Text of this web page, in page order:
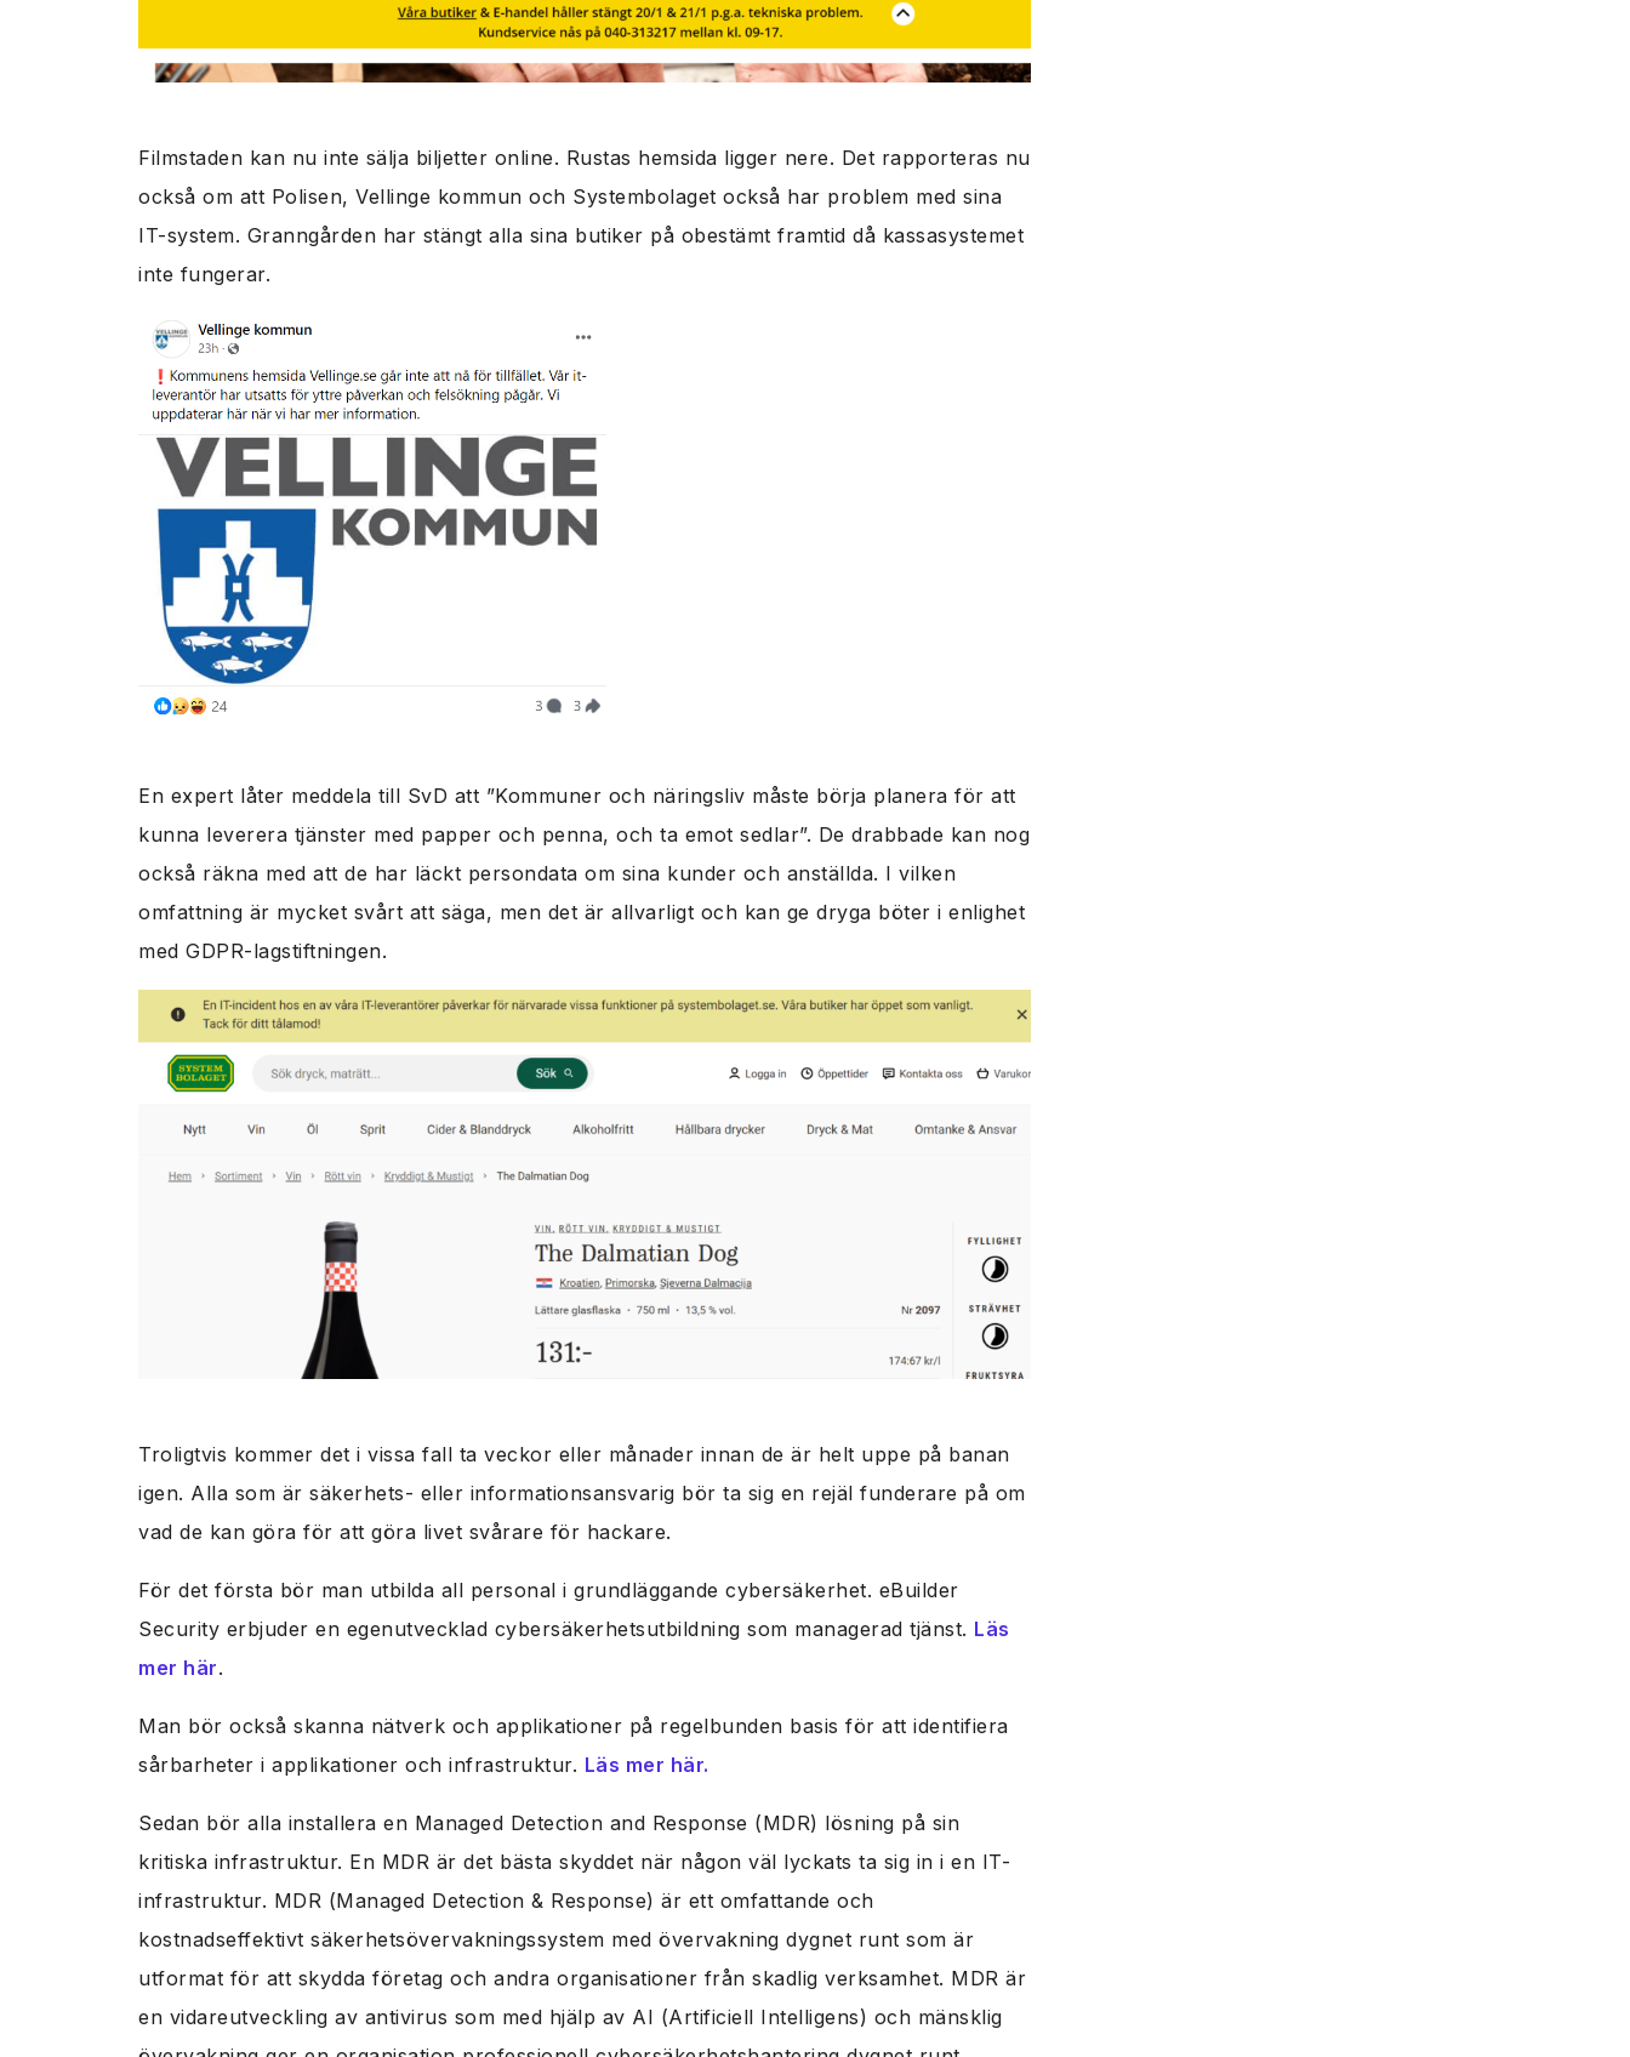
Filmstaden kan nu inte sälja biljetter online. Rustas hemsida ligger nere. Det rapporteras nu
också om att Polisen, Vellinge kommun och Systembolaget också har problem med sina
IT-system. Granngården har stängt alla sina butiker på obestämt framtid då kassasystemet
inte fungerar.
En expert låter meddela till SvD att ”Kommuner och näringsliv måste börja planera för att
kunna leverera tjänster med papper och penna, och ta emot sedlar”. De drabbade kan nog
också räkna med att de har läckt persondata om sina kunder och anställda. I vilken
omfattning är mycket svårt att säga, men det är allvarligt och kan ge dryga böter i enlighet
med GDPR-lagstiftningen.
Troligtvis kommer det i vissa fall ta veckor eller månader innan de är helt uppe på banan
igen. Alla som är säkerhets- eller informationsansvarig bör ta sig en rejäl funderare på om
vad de kan göra för att göra livet svårare för hackare.
För det första bör man utbilda all personal i grundläggande cybersäkerhet. eBuilder
Security erbjuder en egenutvecklad cybersäkerhetsutbildning som managerad tjänst. Läs
mer här.
Man bör också skanna nätverk och applikationer på regelbunden basis för att identifiera
sårbarheter i applikationer och infrastruktur. Läs mer här.
Sedan bör alla installera en Managed Detection and Response (MDR) lösning på sin
kritiska infrastruktur. En MDR är det bästa skyddet när någon väl lyckats ta sig in i en IT-
infrastruktur. MDR (Managed Detection & Response) är ett omfattande och
kostnadseffektivt säkerhetsövervakningssystem med övervakning dygnet runt som är
utformat för att skydda företag och andra organisationer från skadlig verksamhet. MDR är
en vidareutveckling av antivirus som med hjälp av AI (Artificiell Intelligens) och mänsklig